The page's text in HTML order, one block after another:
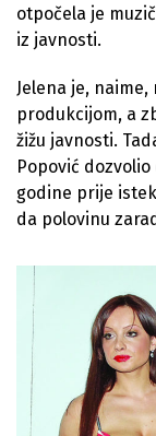
otpočela je
iz javnosti.
Jelena je, naime,
produkcijom, a
žižu javnosti.
Popović
godine prije
da polovinu